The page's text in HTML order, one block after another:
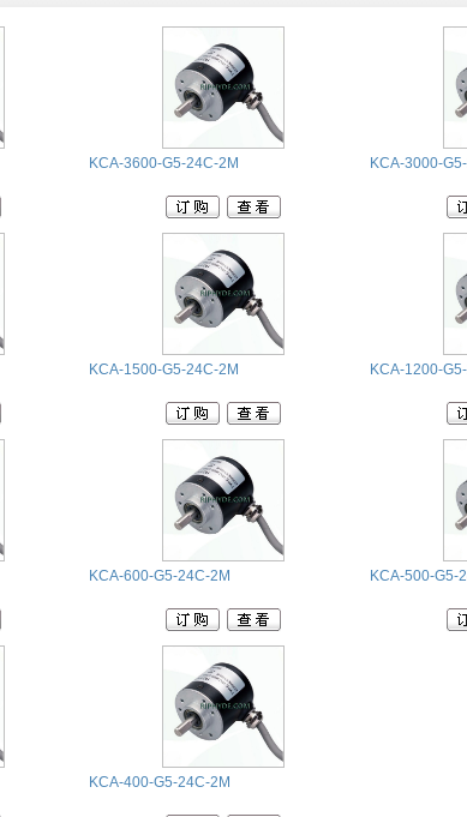
KCA-3600-G5-24C-2M KCA-3000-
KCA-1500-G5-24C-2M KCA-1200-
KCA-600-G5-24C-2M KCA-500-G5-
KCA-400-G5-24C-2M